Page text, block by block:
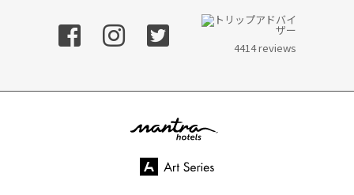
フェイスブック
インスタグラム
ツイッター
4414 reviews
mantra hotels
Art Series